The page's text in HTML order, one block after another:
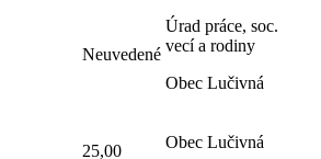
Neuvedené
Úrad práce, soc.
vecí a rodiny
Obec Lučivná
25,00
Obec Lučivná